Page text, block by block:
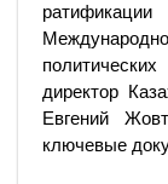
директор
Евгений
ключевые